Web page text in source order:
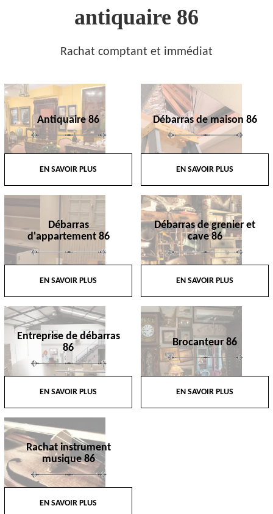
antiquaire 86
Rachat comptant et immédiat
Antiquaire 86
EN SAVOIR PLUS
Débarras de maison 86
EN SAVOIR PLUS
Débarras
d'appartement 86
EN SAVOIR PLUS
Débarras de grenier et
cave 86
EN SAVOIR PLUS
Entreprise de débarras
86
EN SAVOIR PLUS
Brocanteur 86
EN SAVOIR PLUS
Rachat instrument
musique 86
EN SAVOIR PLUS